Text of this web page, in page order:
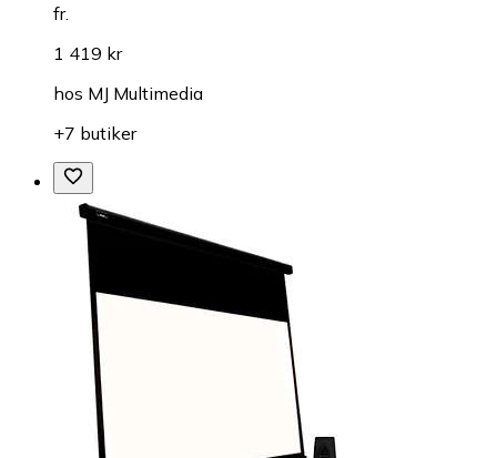
fr.
1 419 kr
hos MJ Multimedia
+7 butiker